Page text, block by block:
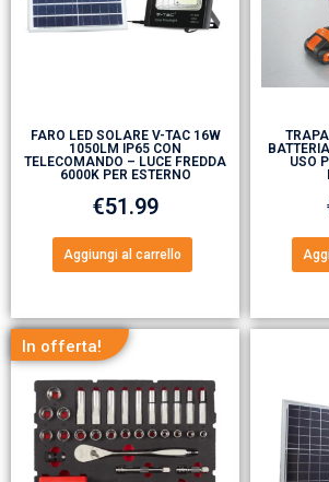
FARO LED SOLARE V-TAC 16W
1050LM IP65 CON
TELECOMANDO – LUCE FREDDA
6000K PER ESTERNO
€51.99
Aggiungi al carrello
USO
In offerta!